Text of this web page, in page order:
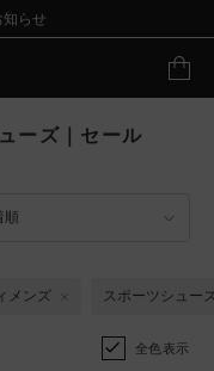
らせ
ーズ｜セール
順
メンズ スポーツシュー
全色表示